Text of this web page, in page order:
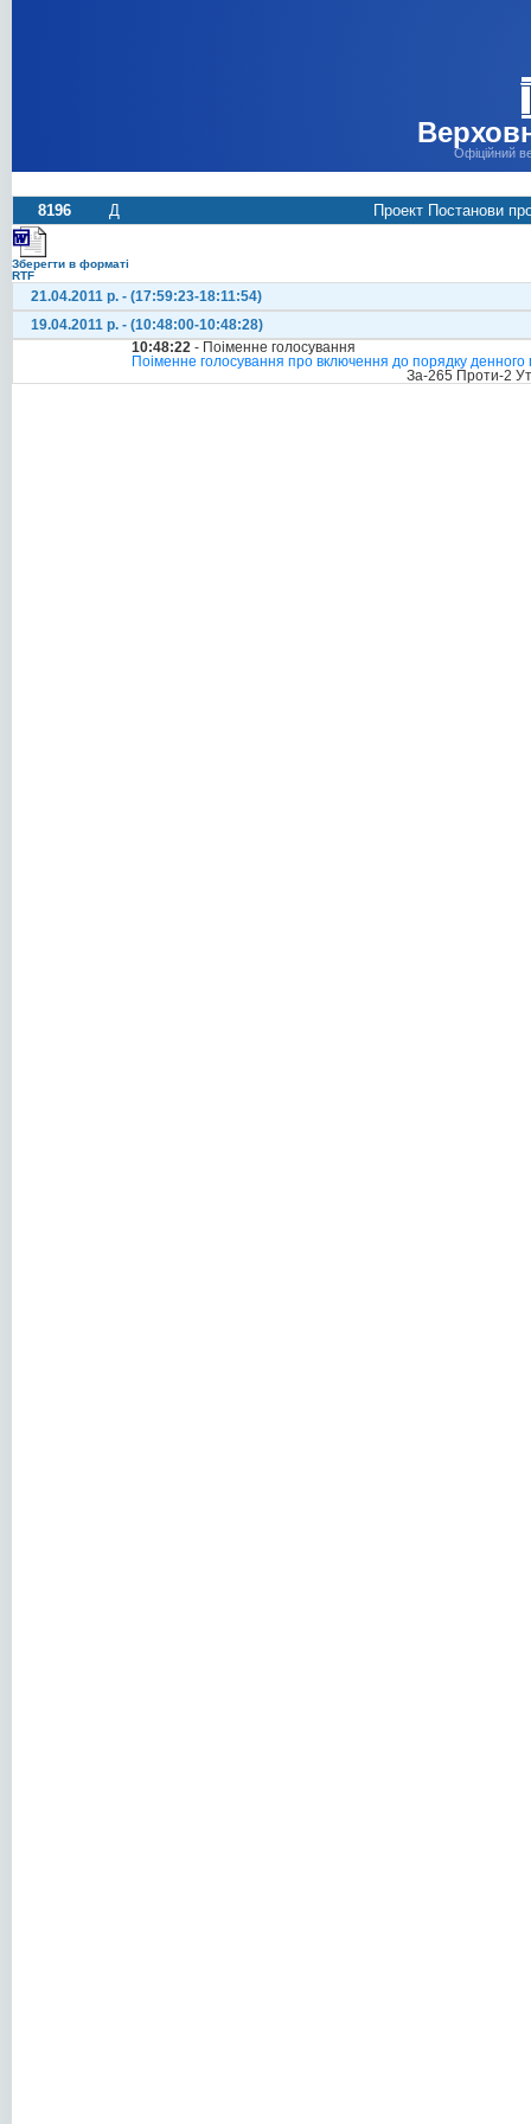
Офіційний
8196 Д Проект Постанови
Зберегти в форматі
RTF
21.04.2011 р. - (17:59:23-18:11:54)
19.04.2011 р. - (10:48:00-10:48:28)
10:48:22 - Поіменне голосування
Поіменне голосування про включення до порядку
За-265 Проти-2